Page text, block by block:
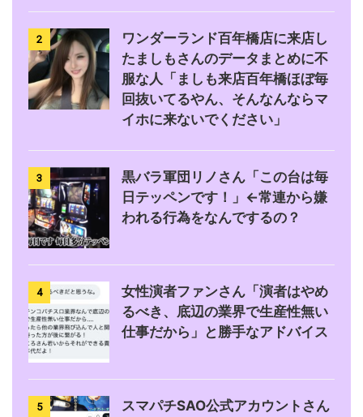
2
ワンダーランド百年橋店に来店し
たましもさんのデータまとめに不
服な人「ましも来店百年橋ほぼ毎
回抜いてるやん、そんなんならマ
イホに来ないでください」
3
黒バラ軍団リノさん「この台は毎
日テッペンです！」←常連から嫌
われる行為をなんでするの？
4
女性演者ファンさん「演者はやめ
るべき、底辺の業界で生産性無い
仕事だから」と勝手なアドバイス
5
スマパチSAO公式アカウントさん